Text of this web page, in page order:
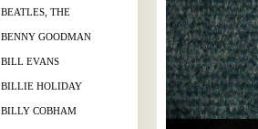
BEATLES, THE
BENNY GOODMAN
BILL EVANS
BILLIE HOLIDAY
BILLY COBHAM